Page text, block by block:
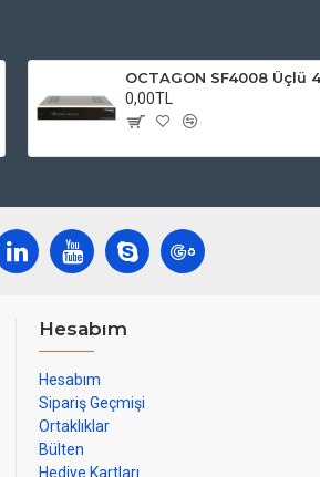
0,00TL
Hesabım
Hesabım
Sipariş Geçmişi
Ortaklıklar
Bülten
Hediye Kartları